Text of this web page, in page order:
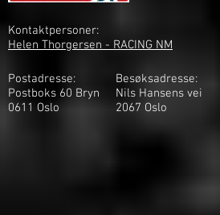
Postadresse:
Postboks 60 Bryn
0611 Oslo
Besøksadresse:
Nils Hansens vei
2067 Oslo
Kontaktpersoner:
Helen Thorgersen - RACING NM